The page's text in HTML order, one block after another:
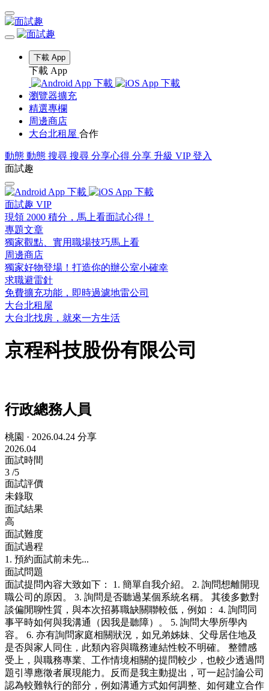
下載 App
下載 App
瀏覽器擴充
精選專欄
周邊商店
大台北租屋 合作
動態 動態 搜尋 搜尋 分享心得 分享 升級 VIP 登入
面試趣
面試趣 VIP
現領 2000 積分，馬上看面試心得！
專題文章
獨家觀點、實用職場技巧馬上看
周邊商店
獨家好物登場！打造你的辦公室小確幸
求職避雷針
免費擴充功能，即時過濾地雷公司
大台北租屋
大台北找房，就來一方生活
京程科技股份有限公司
行政總務人員
桃園 · 2026.04.24 分享
2026.04
面試時間
3 /5
面試評價
未錄取
面試結果
高
面試難度
面試過程
1. 預約面試前未先...
面試問題
面試提問內容大致如下： 1. 簡單自我介紹。 2. 詢問想離開現
職公司的原因。 3. 詢問是否聽過某個系統名稱。 其後多數對
談偏閒聊性質，與本次招募職缺關聯較低，例如： 4. 詢問同
事平時如何與我溝通（因我是聽障）。 5. 詢問大學所學內
容。 6. 亦有詢問家庭相關狀況，如兄弟姊妹、父母居住地及
是否與家人同住，此類內容與職務連結性較不明確。 整體感
受上，與職務專業、工作情境相關的提問較少，也較少透過問
題引導應徵者展現能力。反而是我主動提出，可一起討論公司
認為較難執行的部分，例如溝通方式如何調整、如何建立合作